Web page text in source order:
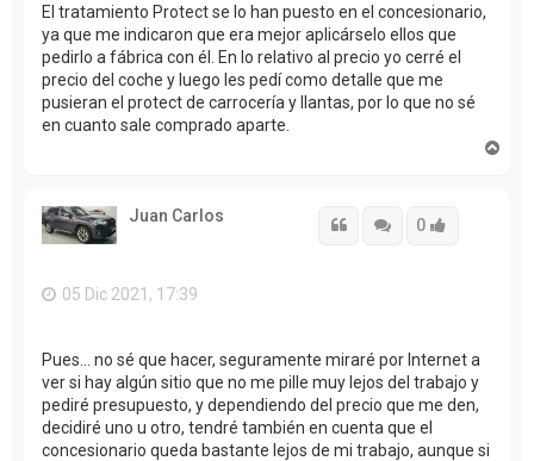
El tratamiento Protect se lo han puesto en el concesionario,
ya que me indicaron que era mejor aplicárselo ellos que
pedirlo a fábrica con él. En lo relativo al precio yo cerré el
precio del coche y luego les pedí como detalle que me
pusieran el protect de carrocería y llantas, por lo que no sé
en cuanto sale comprado aparte.
Juan Carlos Citar 0
Citar
05 Dic 2021, 17:39
Pues... no sé que hacer, seguramente miraré por Internet a
ver si hay algún sitio que no me pille muy lejos del trabajo y
pediré presupuesto, y dependiendo del precio que me den,
decidiré uno u otro, tendré también en cuenta que el
concesionario queda bastante lejos de mi trabajo, aunque si